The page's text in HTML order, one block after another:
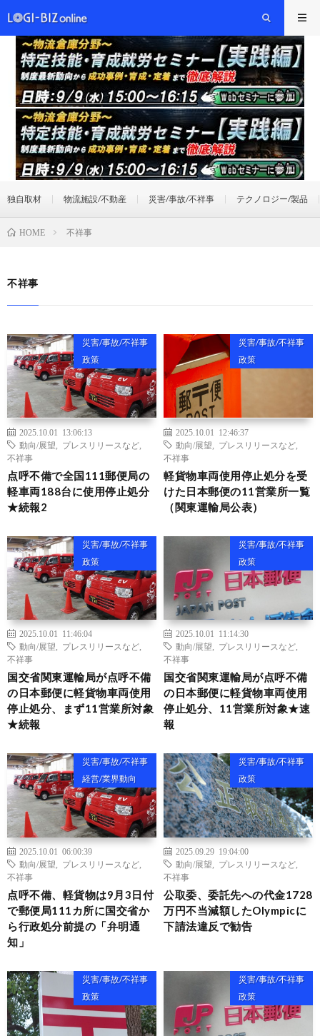
独自取材 物流施設/不動産 災害/事故/不祥事 テクノロジー/製品
HOME 不祥事
不祥事
災害/事故/不祥事
政策
2025.10.01 13:06:13
動向/展望
プレスリリースなど
不祥事
点呼不備で全国111郵便局の
軽車両188台に使用停止処分
★続報2
災害/事故/不祥事
政策
2025.10.01 12:46:37
動向/展望
プレスリリースなど
不祥事
軽貨物車両使用停止処分を受
けた日本郵便の11営業所一覧
（関東運輸局公表）
災害/事故/不祥事
政策
2025.10.01 11:46:04
動向/展望
プレスリリースなど
不祥事
国交省関東運輸局が点呼不備
の日本郵便に軽貨物車両使用
停止処分、まず11営業所対象
★続報
災害/事故/不祥事
政策
2025.10.01 11:14:30
動向/展望
プレスリリースなど
不祥事
国交省関東運輸局が点呼不備
の日本郵便に軽貨物車両使用
停止処分、11営業所対象★速
報
災害/事故/不祥事
経営/業界動向
2025.10.01 06:00:39
動向/展望
プレスリリースなど
不祥事
点呼不備、軽貨物は9月3日付
で郵便局111カ所に国交省か
ら行政処分前提の「弁明通
知」
災害/事故/不祥事
政策
2025.09.29 19:04:00
動向/展望
プレスリリースなど
不祥事
公取委、委託先への代金1728
万円不当減額したOlympicに
下請法違反で勧告
災害/事故/不祥事
政策
災害/事故/不祥事
政策